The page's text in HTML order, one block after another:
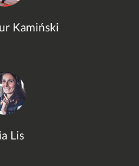
Kamiński
Lis